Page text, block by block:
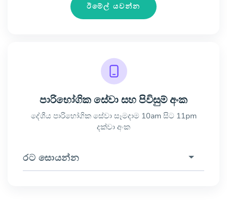
ඊමේල් යවන්න
පාරිභෝගික සේවා සහ පිවිසුම් අංක
දේශීය පාරිභෝගික සේවා සෑමදාම 10am සිට 11pm
දක්වා අංක
රට සොයන්න